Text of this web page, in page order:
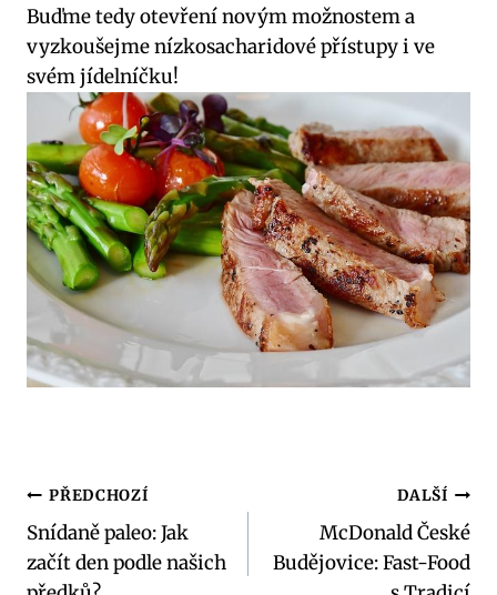
Buďme tedy otevření novým možnostem a
vyzkoušejme nízkosacharidové přístupy i ve
svém jídelníčku!
Navigace
pro
PŘEDCHOZÍ
Snídaně paleo: Jak
začít den podle našich
DALŠÍ
McDonald České
Budějovice: Fast-Food